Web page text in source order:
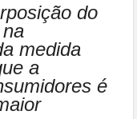
do
medida
a
é